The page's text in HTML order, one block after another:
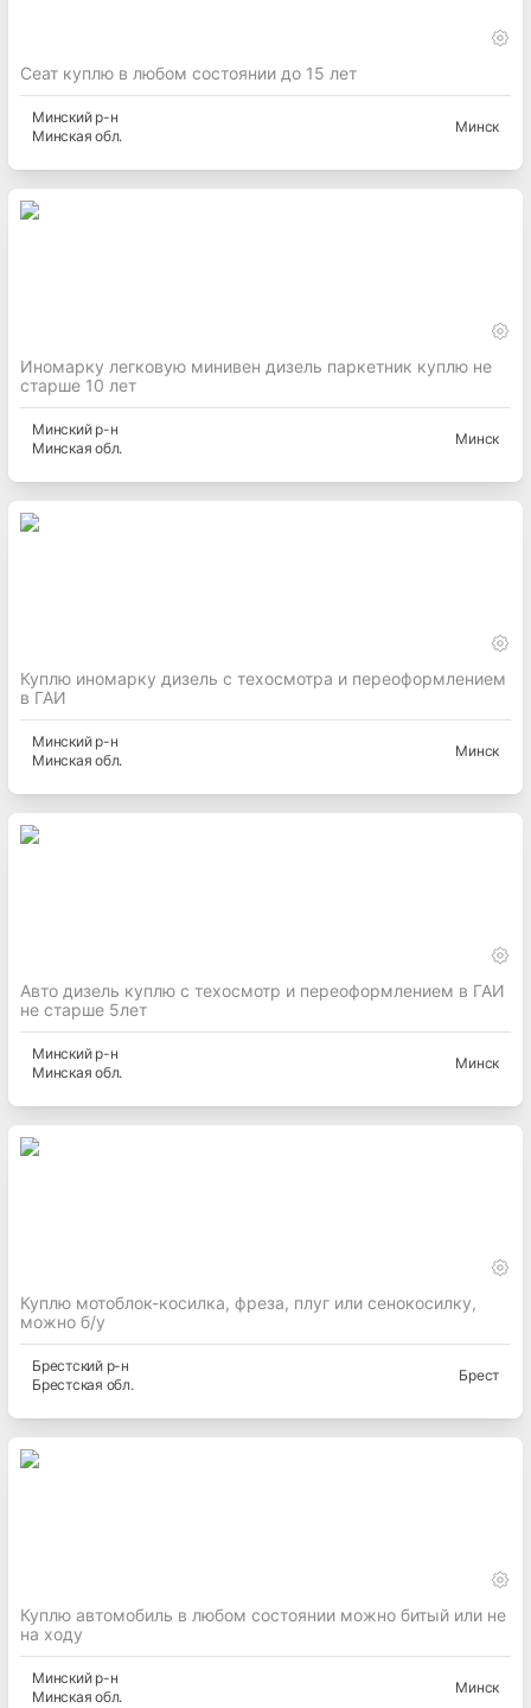
Сеат куплю в любом состоянии до 15 лет
Минскийр-н
Минская обл.
Минск
Иномарку легковую минивен дизель паркетник куплю не
старше 10 лет
Минскийр-н
Минская обл.
Минск
Куплю иномарку дизель с техосмотра и переоформлением
в ГАИ
Минскийр-н
Минская обл.
Минск
Авто дизель куплю с техосмотр и переоформлением в ГАИ
не старше 5лет
Минскийр-н
Минская обл.
Минск
Куплю мотоблок-косилка, фреза, плуг или сенокосилку,
можно б/у
Брестскийр-н
Брестская обл.
Брест
Куплю автомобиль в любом состоянии можно битый или не
на ходу
Минскийр-н
Минская обл.
Минск